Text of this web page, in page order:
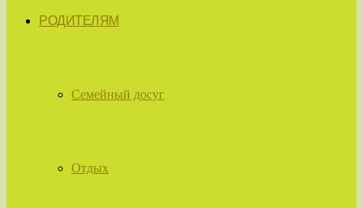
РОДИТЕЛЯМ
Семейный досуг
Отдых